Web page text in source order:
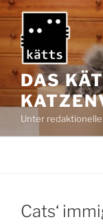
Zum
Inhalt
springen
DAS
Unter
Cats‘